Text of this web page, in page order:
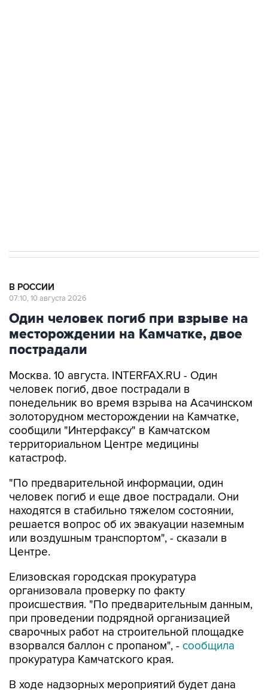
В РОССИИ
07:10, 10 августа 2026
Один человек погиб при взрыве на
месторождении на Камчатке, двое
пострадали
Москва. 10 августа. INTERFAX.RU - Один
человек погиб, двое пострадали в
понедельник во время взрыва на Асачинском
золоторудном месторождении на Камчатке,
сообщили "Интерфаксу" в Камчатском
территориальном Центре медицины
катастроф.
"По предварительной информации, один
человек погиб и еще двое пострадали. Они
находятся в стабильно тяжелом состоянии,
решается вопрос об их эвакуации наземным
или воздушным транспортом", - сказали в
Центре.
Елизовская городская прокуратура
организовала проверку по факту
происшествия. "По предварительным данным,
при проведении подрядной организацией
сварочных работ на строительной площадке
взорвался баллон с пропаном", - сообщила
прокуратура Камчатского края.
В ходе надзорных мероприятий будет дана